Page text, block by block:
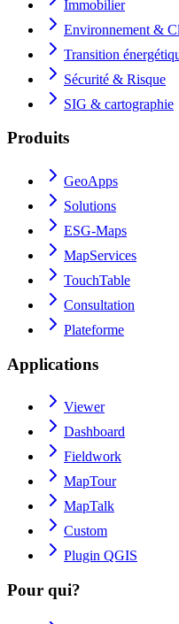
Immobilier
Environnement &
Transition
Sécurité & Risque
SIG & cartographie
Produits
GeoApps
Solutions
ESG-Maps
MapServices
TouchTable
Consultation
Plateforme
Applications
Viewer
Dashboard
Fieldwork
MapTour
MapTalk
Custom
Plugin QGIS
Pour qui?